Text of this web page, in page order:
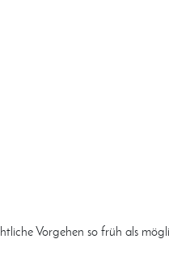
Vorgehen so früh als